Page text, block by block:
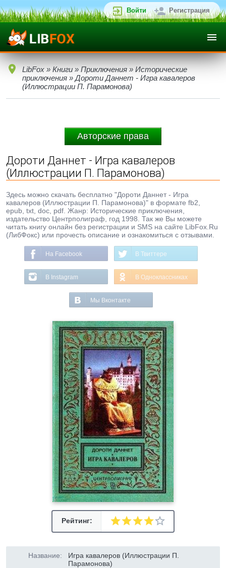
Войти Регистрация
LibFox » Книги » Приключения » Исторические
приключения » Дороти Даннет - Игра кавалеров
(Иллюстрации П. Парамонова)
Авторские права
Дороти Даннет - Игра кавалеров
(Иллюстрации П. Парамонова)
Здесь можно скачать бесплатно "Дороти Даннет - Игра
кавалеров (Иллюстрации П. Парамонова)" в формате fb2,
epub, txt, doc, pdf. Жанр: Исторические приключения,
издательство Центрполиграф, год 1998. Так же Вы можете
читать книгу онлайн без регистрации и SMS на сайте LibFox.Ru
(ЛибФокс) или прочесть описание и ознакомиться с отзывами.
На Facebook В Твиттере
В Instagram В Одноклассниках
Мы Вконтакте
Рейтинг:
Название:
Игра кавалеров (Иллюстрации П.
Парамонова)